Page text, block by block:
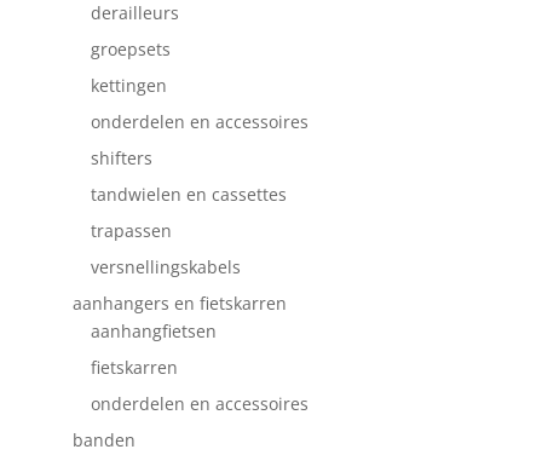
derailleurs
groepsets
kettingen
onderdelen en accessoires
shifters
tandwielen en cassettes
trapassen
versnellingskabels
aanhangers en fietskarren
aanhangfietsen
fietskarren
onderdelen en accessoires
banden